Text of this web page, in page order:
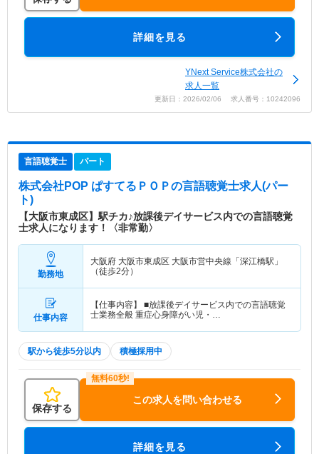
詳細を見る
YNext Service株式会社の
求人一覧
更新日：2026/02/06 求人番号：10242096
言語聴覚士 パート
株式会社POP ぱすてるＰＯＰの言語聴覚士求人(パー
ト)
【大阪市東成区】駅チカ♪放課後デイサービス内での言語聴覚
士求人になります！〈非常勤〉
勤務地
大阪府 大阪市東成区 大阪市営中央線「深江橋駅」
（徒歩2分）
仕事内容
【仕事内容】 ■放課後デイサービス内での言語聴覚
士業務全般 重症心身障がい児・…
駅から徒歩5分以内 積極採用中
保存する
この求人を問い合わせる
詳細を見る